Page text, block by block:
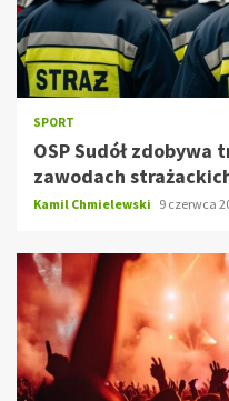
SPORT
OSP Sudół zdobywa
zawodach
Kamil Chmielewski 9 czerwca